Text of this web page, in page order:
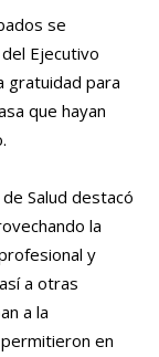
se
Ejecutivo
gratuidad para
que hayan
Salud destacó
la
y
a otras
a la
en